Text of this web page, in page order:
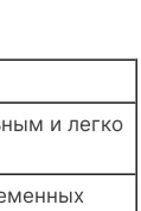
и легко